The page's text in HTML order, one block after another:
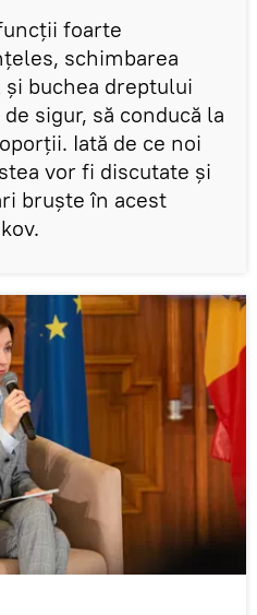
foarte
schimbarea
buchea dreptului
sigur, să conducă la
Iată de ce noi
vor fi discutate și
bruște în acest